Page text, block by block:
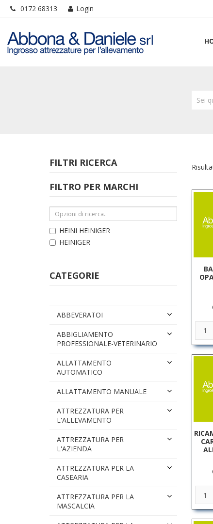
0172 68313 Login
Sei
FILTRI RICERCA
FILTRO PER MARCHI
HEINI HEINIGER
HEINIGER
CATEGORIE
ABBEVERATOI
ABBIGLIAMENTO
PROFESSIONALE-VETERINARIO
ALLATTAMENTO
AUTOMATICO
ALLATTAMENTO MANUALE
ATTREZZATURA PER
L'ALLEVAMENTO
ATTREZZATURA PER
L'AZIENDA
ATTREZZATURA PER LA
CASEARIA
ATTREZZATURA PER LA
MASCALCIA